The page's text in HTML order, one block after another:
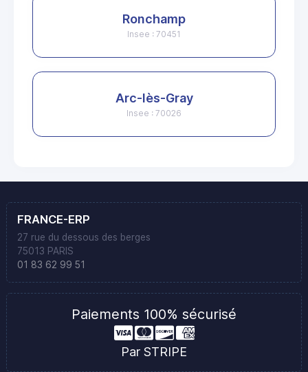
Ronchamp
Insee : 70451
Arc-lès-Gray
Insee : 70026
FRANCE-ERP
27 rue du dessous des berges
75013 PARIS
01 83 62 99 51
Paiements 100% sécurisé
Par STRIPE